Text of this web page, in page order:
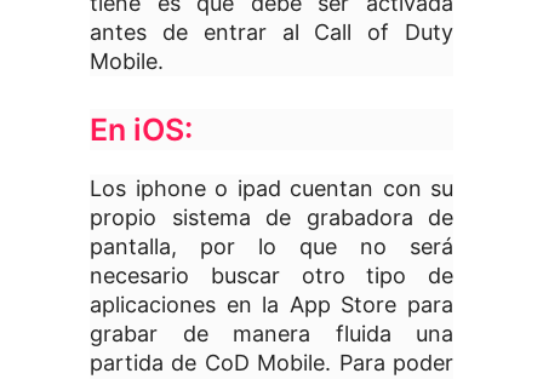
antes de entrar al Call of Duty
Mobile.
En iOS:
Los iphone o ipad cuentan con su
propio sistema de grabadora de
pantalla, por lo que no será
necesario buscar otro tipo de
aplicaciones en la App Store para
grabar de manera fluida una
partida de CoD Mobile. Para poder